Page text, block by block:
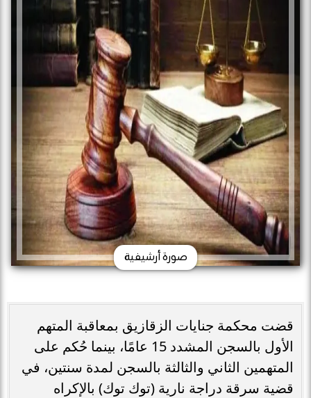
صورة أرشيفية
قضت محكمة جنايات الزقازيق بمعاقبة المتهم
الأول بالسجن المشدد 15 عامًا، بينما حُكم على
المتهمين الثاني والثالثة بالسجن لمدة سنتين، في
قضية سرقة دراجة نارية (توك توك) بالإكراه